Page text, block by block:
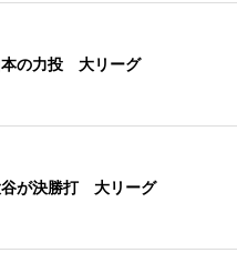
本の力投 大リーグ
が決勝打 大リーグ